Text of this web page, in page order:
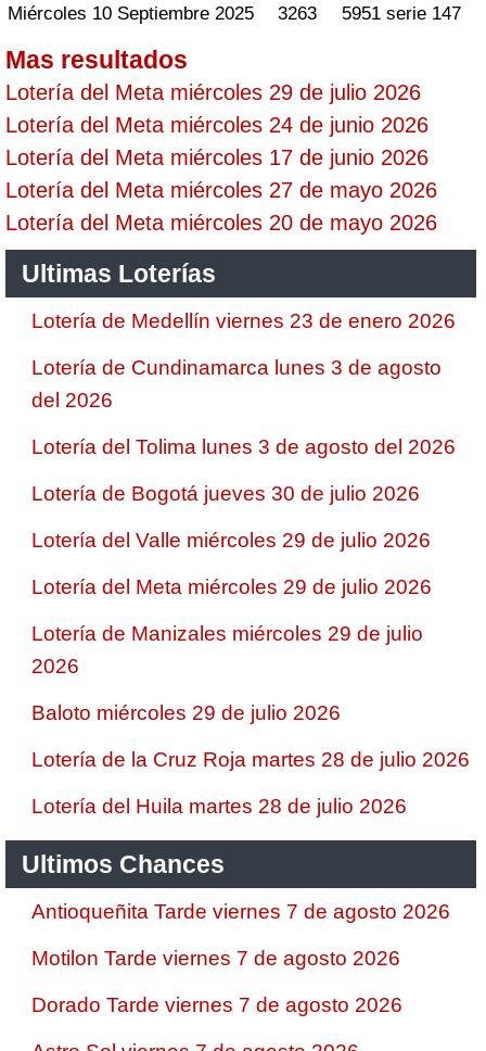
Miércoles 10 Septiembre 2025 3263 5951 serie 147
Mas resultados
Lotería del Meta miércoles 29 de julio 2026
Lotería del Meta miércoles 24 de junio 2026
Lotería del Meta miércoles 17 de junio 2026
Lotería del Meta miércoles 27 de mayo 2026
Lotería del Meta miércoles 20 de mayo 2026
Ultimas Loterías
Lotería de Medellín viernes 23 de enero 2026
Lotería de Cundinamarca lunes 3 de agosto
del 2026
Lotería del Tolima lunes 3 de agosto del 2026
Lotería de Bogotá jueves 30 de julio 2026
Lotería del Valle miércoles 29 de julio 2026
Lotería del Meta miércoles 29 de julio 2026
Lotería de Manizales miércoles 29 de julio
2026
Baloto miércoles 29 de julio 2026
Lotería de la Cruz Roja martes 28 de julio 2026
Lotería del Huila martes 28 de julio 2026
Ultimos Chances
Antioqueñita Tarde viernes 7 de agosto 2026
Motilon Tarde viernes 7 de agosto 2026
Dorado Tarde viernes 7 de agosto 2026